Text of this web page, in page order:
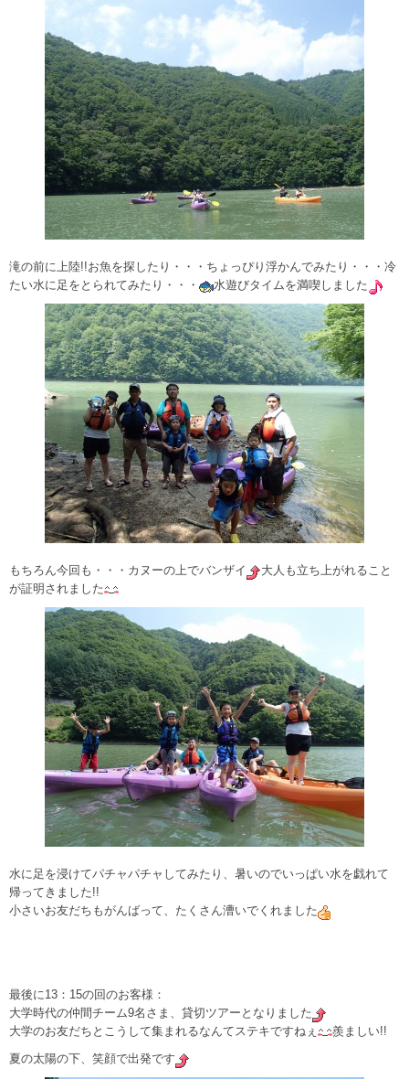
滝の前に上陸!!お魚を探したり・・・ちょっぴり浮かんでみたり・・・冷
たい水に足をとられてみたり・・・
水遊びタイムを満喫しました
もちろん今回も・・・カヌーの上でバンザイ
大人も立ち上がれること
が証明されました
水に足を浸けてパチャパチャしてみたり、暑いのでいっぱい水を戯れて
帰ってきました!!
小さいお友だちもがんばって、たくさん漕いでくれました
最後に13：15の回のお客様：
大学時代の仲間チーム9名さま、貸切ツアーとなりました
大学のお友だちとこうして集まれるなんてステキですねぇ
羨ましい!!
夏の太陽の下、笑顔で出発です